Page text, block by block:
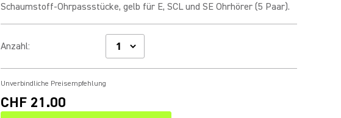
Schaumstoff-Ohrpassstücke, gelb für E, SCL und SE Ohrhörer (5 Paar).
Anzahl:
Unverbindliche Preisempfehlung
CHF 21.00